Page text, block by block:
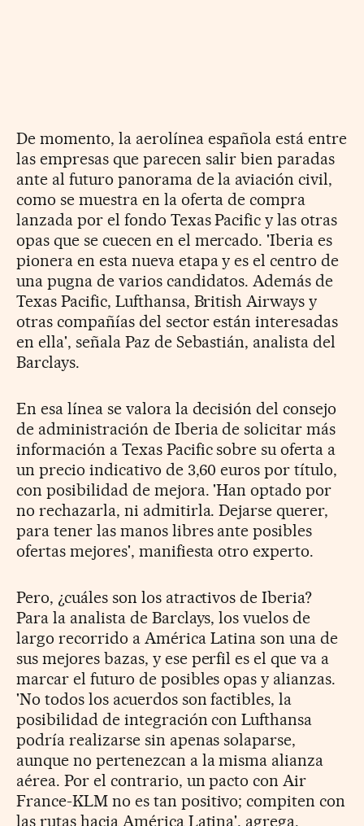
De momento, la aerolínea española está entre
las empresas que parecen salir bien paradas
ante al futuro panorama de la aviación civil,
como se muestra en la oferta de compra
lanzada por el fondo Texas Pacific y las otras
opas que se cuecen en el mercado. 'Iberia es
pionera en esta nueva etapa y es el centro de
una pugna de varios candidatos. Además de
Texas Pacific, Lufthansa, British Airways y
otras compañías del sector están interesadas
en ella', señala Paz de Sebastián, analista del
Barclays.
En esa línea se valora la decisión del consejo
de administración de Iberia de solicitar más
información a Texas Pacific sobre su oferta a
un precio indicativo de 3,60 euros por título,
con posibilidad de mejora. 'Han optado por
no rechazarla, ni admitirla. Dejarse querer,
para tener las manos libres ante posibles
ofertas mejores', manifiesta otro experto.
Pero, ¿cuáles son los atractivos de Iberia?
Para la analista de Barclays, los vuelos de
largo recorrido a América Latina son una de
sus mejores bazas, y ese perfil es el que va a
marcar el futuro de posibles opas y alianzas.
'No todos los acuerdos son factibles, la
posibilidad de integración con Lufthansa
podría realizarse sin apenas solaparse,
aunque no pertenezcan a la misma alianza
aérea. Por el contrario, un pacto con Air
France-KLM no es tan positivo; compiten con
las rutas hacia América Latina', agrega.